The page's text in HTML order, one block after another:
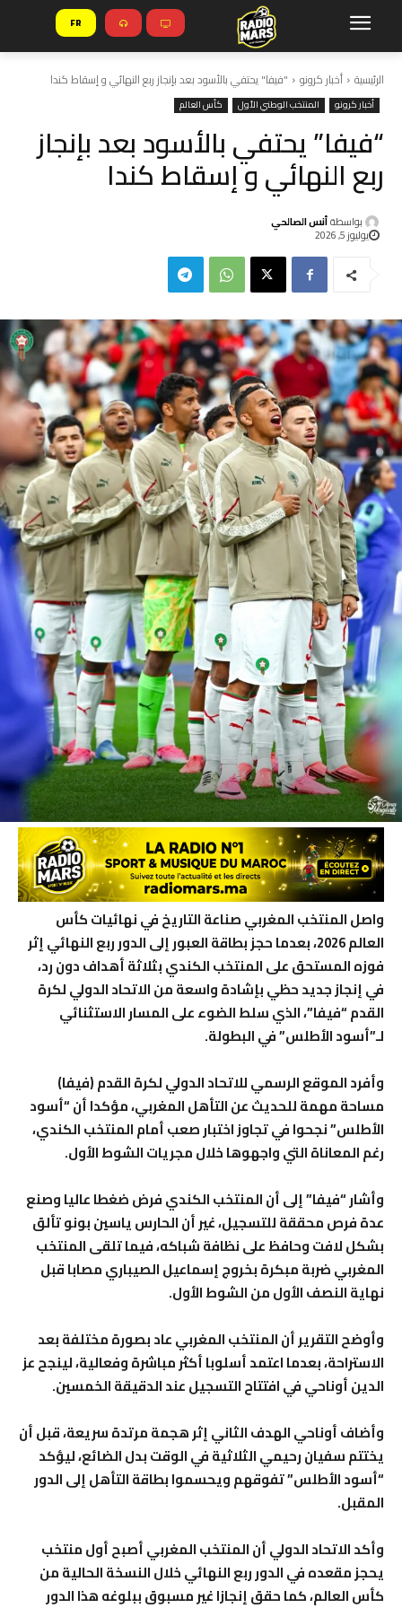
FR
الرئيسية أخبار كرونو "فيفا" يحتفي بالأسود بعد بإنجاز ربع النهائي و إسقاط كندا
أخبار كرونو المنتخب الوطني الأول كأس العالم
“فيفا” يحتفي بالأسود بعد بإنجاز
ربع النهائي و إسقاط كندا
بواسطةأنس الصالحي
يوليوز 5, 2026
واصل المنتخب المغربي صناعة التاريخ في نهائيات كأس
العالم 2026، بعدما حجز بطاقة العبور إلى الدور ربع النهائي إثر
فوزه المستحق على المنتخب الكندي بثلاثة أهداف دون رد،
في إنجاز جديد حظي بإشادة واسعة من الاتحاد الدولي لكرة
القدم “فيفا”، الذي سلط الضوء على المسار الاستثنائي
لـ”أسود الأطلس” في البطولة.
وأفرد الموقع الرسمي للاتحاد الدولي لكرة القدم (فيفا)
مساحة مهمة للحديث عن التأهل المغربي، مؤكدا أن “أسود
الأطلس” نجحوا في تجاوز اختبار صعب أمام المنتخب الكندي،
رغم المعاناة التي واجهوها خلال مجريات الشوط الأول.
وأشار “فيفا” إلى أن المنتخب الكندي فرض ضغطا عاليا وصنع
عدة فرص محققة للتسجيل، غير أن الحارس ياسين بونو تألق
بشكل لافت وحافظ على نظافة شباكه، فيما تلقى المنتخب
المغربي ضربة مبكرة بخروج إسماعيل الصيباري مصابا قبل
نهاية النصف الأول من الشوط الأول.
وأوضح التقرير أن المنتخب المغربي عاد بصورة مختلفة بعد
الاستراحة، بعدما اعتمد أسلوبا أكثر مباشرة وفعالية، لينجح عز
الدين أوناحي في افتتاح التسجيل عند الدقيقة الخمسين.
وأضاف أوناحي الهدف الثاني إثر هجمة مرتدة سريعة، قبل أن
يختتم سفيان رحيمي الثلاثية في الوقت بدل الضائع، ليؤكد
“أسود الأطلس” تفوقهم ويحسموا بطاقة التأهل إلى الدور
المقبل.
وأكد الاتحاد الدولي أن المنتخب المغربي أصبح أول منتخب
يحجز مقعده في الدور ربع النهائي خلال النسخة الحالية من
كأس العالم، كما حقق إنجازا غير مسبوق ببلوغه هذا الدور